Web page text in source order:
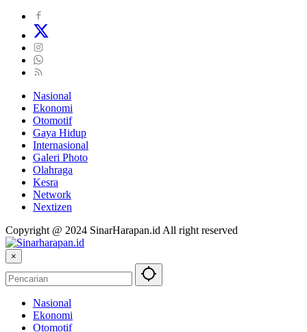
Nasional
Ekonomi
Otomotif
Gaya Hidup
Internasional
Galeri Photo
Olahraga
Kesra
Network
Nextizen
Copyright @ 2024 SinarHarapan.id All right reserved
×
Nasional
Ekonomi
Otomotif